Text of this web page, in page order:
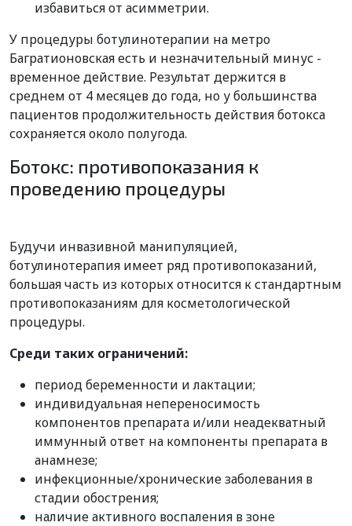
избавиться от асимметрии.
У процедуры ботулинотерапии на метро
Багратионовская есть и незначительный минус -
временное действие. Результат держится в
среднем от 4 месяцев до года, но у большинства
пациентов продолжительность действия ботокса
сохраняется около полугода.
Ботокс: противопоказания к
проведению процедуры
Будучи инвазивной манипуляцией,
ботулинотерапия имеет ряд противопоказаний,
большая часть из которых относится к стандартным
противопоказаниям для косметологической
процедуры.
Среди таких ограничений:
период беременности и лактации;
индивидуальная непереносимость
компонентов препарата и/или неадекватный
иммунный ответ на компоненты препарата в
анамнезе;
инфекционные/хронические заболевания в
стадии обострения;
наличие активного воспаления в зоне